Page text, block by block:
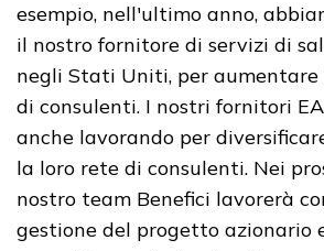
esempio, nell'ultimo anno,
il nostro fornitore di servizi di
negli Stati Uniti, per aumentare
di consulenti. I nostri fornitori
anche lavorando per
la loro rete di consulenti. Nei
nostro team Benefici lavorerà
gestione del progetto azionario